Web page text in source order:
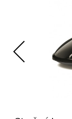
Previous